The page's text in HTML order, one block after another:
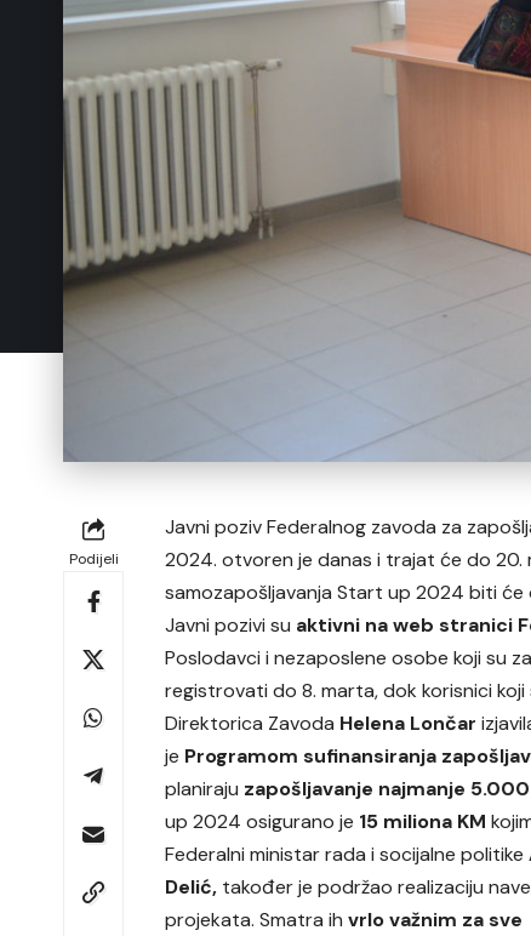
Podijeli
Javni poziv Federalnog zavoda za
2024. otvoren je danas i trajat će do 20.
samozapošljavanja Start up 2024 biti će
Javni pozivi su aktivni na web stranici
Poslodavci i nezaposlene osobe koji su
registrovati do 8. marta, dok korisnici
Direktorica Zavoda Helena Lončar
je Programom sufinansiranja
planiraju zapošljavanje najmanje
up 2024 osigurano je 15 miliona KM
Federalni ministar rada i socijalne politike
Delić, također je podržao realizaciju
projekata. Smatra ihvrlo važnim za sve